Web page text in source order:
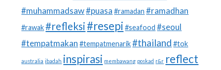
#muhammadsaw#puasa #ramadan #ramadhan
#rawak #refleksi#resepi #seafood #seoul
#tempatmakan #tempatmenarik #thailand #tok
australia ibadah inspirasi membawang poskad r&r reflect